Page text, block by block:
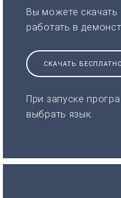
Вы можете
работать в
СКАЧАТЬ БЕСПЛАТНО
При запуске
выбрать язык.